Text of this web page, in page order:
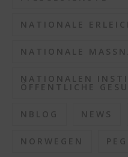
NATIONALE
NATIONALE
NATIONALEN
ÖFFENTLICHE
NBLOG NEWS
NORWEGEN